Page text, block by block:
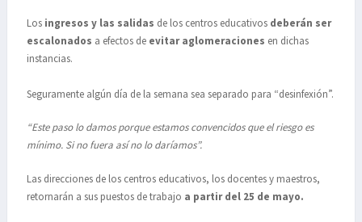
Los ingresos y las salidas de los centros educativos deberán ser
escalonados a efectos de evitar aglomeraciones en dichas
instancias.
Seguramente algún día de la semana sea separado para “desinfexión”.
“Este paso lo damos porque estamos convencidos que el riesgo es
mínimo. Si no fuera así no lo daríamos”.
Las direcciones de los centros educativos, los docentes y maestros,
retornarán a sus puestos de trabajo a partir del 25 de mayo.